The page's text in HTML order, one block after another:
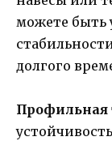
можете быть
долгого
Профильная